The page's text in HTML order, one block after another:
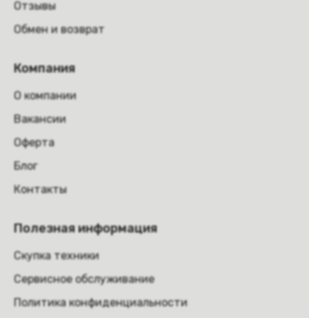
Отзывы
Обмен и возврат
Компания
О компании
Вакансии
Оферта
Блог
Контакты
Полезная информация
Скупка техники
Сервисное обслуживание
Политика конфиденциальности